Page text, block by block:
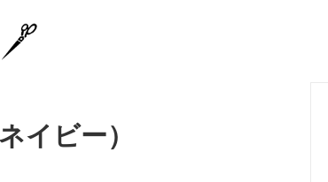
イビー）